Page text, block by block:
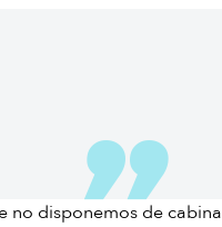
no disponemos de cabina